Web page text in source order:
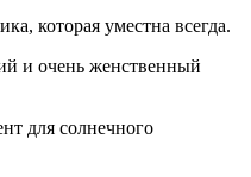
которая уместна всегда.
и очень женственный
для солнечного